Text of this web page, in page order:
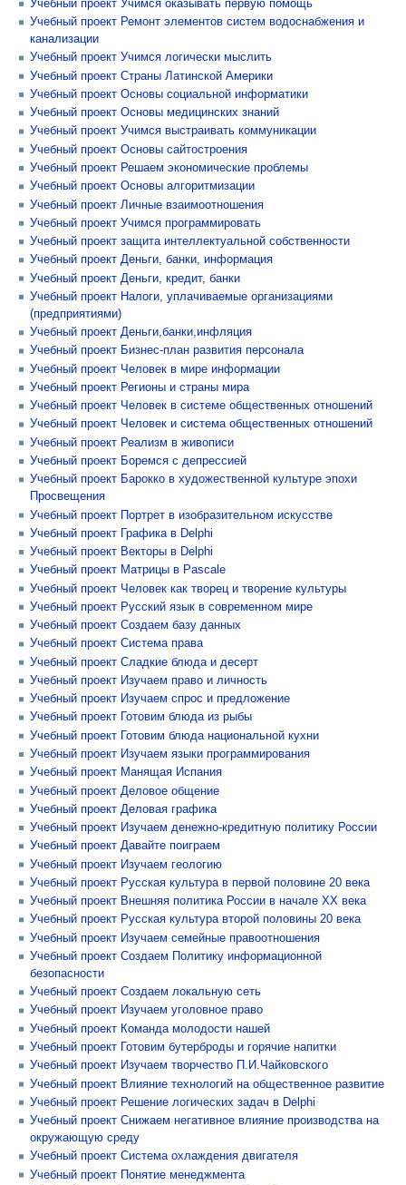
Учебный проект Учимся оказывать первую помощь
Учебный проект Ремонт элементов систем водоснабжения и
канализации
Учебный проект Учимся логически мыслить
Учебный проект Страны Латинской Америки
Учебный проект Основы социальной информатики
Учебный проект Основы медицинских знаний
Учебный проект Учимся выстраивать коммуникации
Учебный проект Основы сайтостроения
Учебный проект Решаем экономические проблемы
Учебный проект Основы алгоритмизации
Учебный проект Личные взаимоотношения
Учебный проект Учимся программировать
Учебный проект защита интеллектуальной собственности
Учебный проект Деньги, банки, информация
Учебный проект Деньги, кредит, банки
Учебный проект Налоги, уплачиваемые организациями
(предприятиями)
Учебный проект Деньги,банки,инфляция
Учебный проект Бизнес-план развития персонала
Учебный проект Человек в мире информации
Учебный проект Регионы и страны мира
Учебный проект Человек в системе общественных отношений
Учебный проект Человек и система общественных отношений
Учебный проект Реализм в живописи
Учебный проект Боремся с депрессией
Учебный проект Барокко в художественной культуре эпохи
Просвещения
Учебный проект Портрет в изобразительном искусстве
Учебный проект Графика в Delphi
Учебный проект Векторы в Delphi
Учебный проект Матрицы в Pascale
Учебный проект Человек как творец и творение культуры
Учебный проект Русский язык в современном мире
Учебный проект Создаем базу данных
Учебный проект Система права
Учебный проект Сладкие блюда и десерт
Учебный проект Изучаем право и личность
Учебный проект Изучаем спрос и предложение
Учебный проект Готовим блюда из рыбы
Учебный проект Готовим блюда национальной кухни
Учебный проект Изучаем языки программирования
Учебный проект Манящая Испания
Учебный проект Деловое общение
Учебный проект Деловая графика
Учебный проект Изучаем денежно-кредитную политику России
Учебный проект Давайте поиграем
Учебный проект Изучаем геологию
Учебный проект Русская культура в первой половине 20 века
Учебный проект Внешняя политика России в начале ХХ века
Учебный проект Русская культура второй половины 20 века
Учебный проект Изучаем семейные правоотношения
Учебный проект Создаем Политику информационной
безопасности
Учебный проект Создаем локальную сеть
Учебный проект Изучаем уголовное право
Учебный проект Команда молодости нашей
Учебный проект Готовим бутерброды и горячие напитки
Учебный проект Изучаем творчество П.И.Чайковского
Учебный проект Влияние технологий на общественное развитие
Учебный проект Решение логических задач в Delphi
Учебный проект Снижаем негативное влияние производства на
окружающую среду
Учебный проект Система охлаждения двигателя
Учебный проект Понятие менеджмента